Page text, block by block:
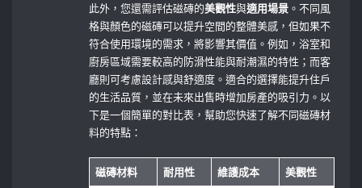
此外，您還需評估磁磚的美觀性與適用場景 。不同風
格與顏色的磁磚可以提升空間的整體美感，但如果不
符合使用環境的需求，將影響其價值。例如，浴室和
廚房區域需要較高的防滑性能與耐潮濕的特性；而客
廳則可考慮設計感與舒適度。適合的選擇能提升住戶
的生活品質，並在未來出售時增加房產的吸引力。以
下是一個簡單的對比表，幫助您快速了解不同磁磚材
料的特點：
磁磚材料 耐用性 維護成本 美觀性